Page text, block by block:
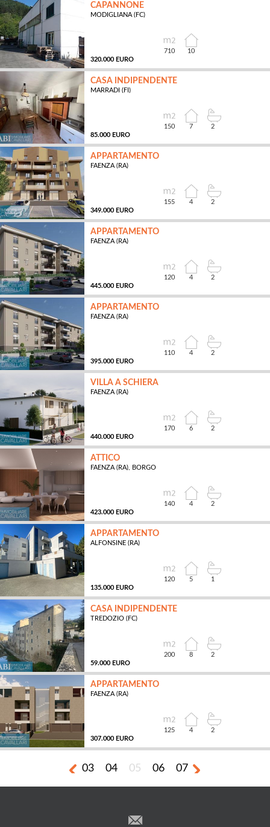
CAPANNONE
MODIGLIANA (FC)
320.000 EURO
710 10
CASA INDIPENDENTE
MARRADI (FI)
85.000 EURO
150 7 2
APPARTAMENTO
FAENZA (RA)
349.000 EURO
155 4 2
APPARTAMENTO
FAENZA (RA)
445.000 EURO
120 4 2
APPARTAMENTO
FAENZA (RA)
395.000 EURO
110 4 2
VILLA A SCHIERA
FAENZA (RA)
440.000 EURO
170 6 2
ATTICO
FAENZA (RA), BORGO
423.000 EURO
140 4 2
APPARTAMENTO
ALFONSINE (RA)
135.000 EURO
120 5 1
CASA INDIPENDENTE
TREDOZIO (FC)
59.000 EURO
200 8 2
APPARTAMENTO
FAENZA (RA)
307.000 EURO
125 4 2
03 04 05 06 07